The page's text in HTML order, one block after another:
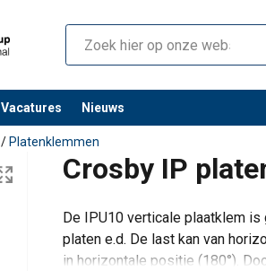
Vacatures Nieuws
/ Platenklemmen
Crosby IP
De IPU10 verticale plaatklem
platen e.d. De last kan van
in horizontale positie (180°).